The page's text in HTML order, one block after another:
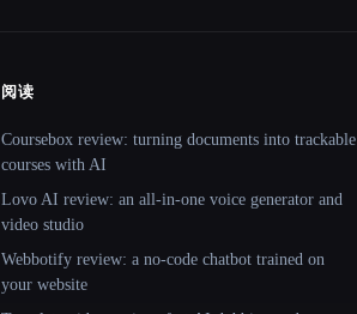
阅读
Coursebox review: turning documents into trackable
courses with AI
Lovo AI review: an all-in-one voice generator and
video studio
Webbotify review: a no-code chatbot trained on
your website